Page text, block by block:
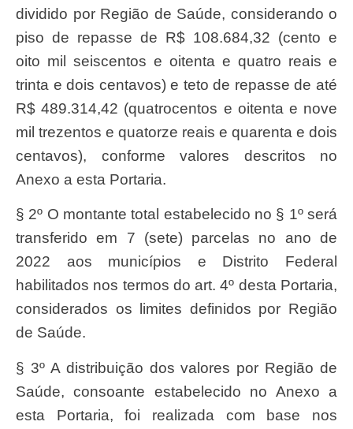
dividido por Região de Saúde, considerando o
piso de repasse de R$ 108.684,32 (cento e
oito mil seiscentos e oitenta e quatro reais e
trinta e dois centavos) e teto de repasse de até
R$ 489.314,42 (quatrocentos e oitenta e nove
mil trezentos e quatorze reais e quarenta e dois
centavos), conforme valores descritos no
Anexo a esta Portaria.
§ 2º O montante total estabelecido no § 1º será
transferido em 7 (sete) parcelas no ano de
2022 aos municípios e Distrito Federal
habilitados nos termos do art. 4º desta Portaria,
considerados os limites definidos por Região
de Saúde.
§ 3º A distribuição dos valores por Região de
Saúde, consoante estabelecido no Anexo a
esta Portaria, foi realizada com base nos